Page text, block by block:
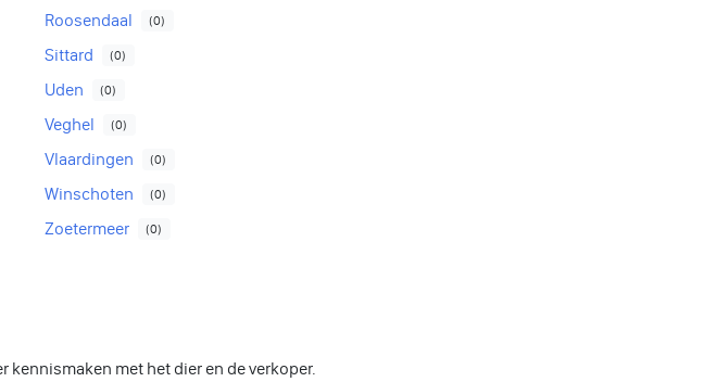
Roosendaal (0)
Sittard (0)
Uden (0)
Veghel (0)
Vlaardingen (0)
Winschoten (0)
Zoetermeer (0)
kennismaken met het dier en de verkoper.